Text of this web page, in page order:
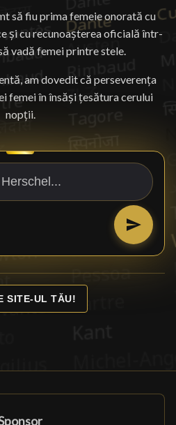
să fiu prima femeie onorată cu
și cu recunoașterea oficială într-
vadă femei printre stele.
am dovedit că perseverența
femei în însăși țesătura cerului
nopții.
SITE-UL TĂU!